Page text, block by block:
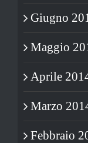
Giugno
Maggio
Aprile
Marzo
Febbraio